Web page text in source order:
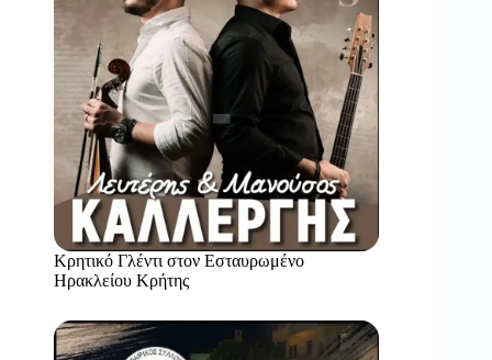
Κρητικό Γλέντι στον Εσταυρωμένο
Ηρακλείου Κρήτης